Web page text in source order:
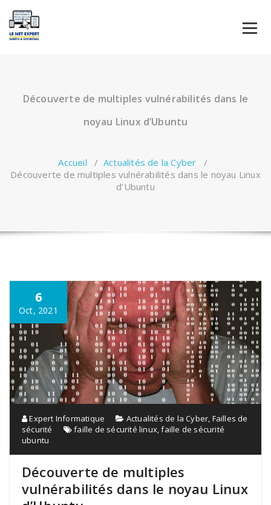
au
contenu
Découverte de multiples vulnérabilités dans le
noyau Linux d’Ubuntu
Accueil / Actualités de la Cyber /
Découverte de multiples vulnérabilités dans le noyau Linux
d’Ubuntu
6
Oct, 2021
Expert Informatique Actualités de la Cyber, Failles de
sécurité
faille de sécurité linux,faille de sécurité
ubuntu
Découverte de multiples
vulnérabilités dans le noyau Linux